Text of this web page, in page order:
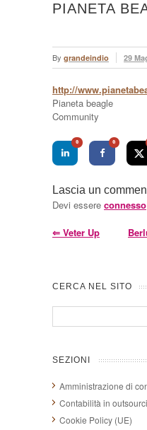
PIANETA
By grandeindio 29
http://
Pianeta beagle
Community
0 0
Lascia un
Devi essere connesso
⇐ Veter Up
CERCA NEL SITO
SEZIONI
Amministrazione di
Contabilità in
Cookie Policy (UE)